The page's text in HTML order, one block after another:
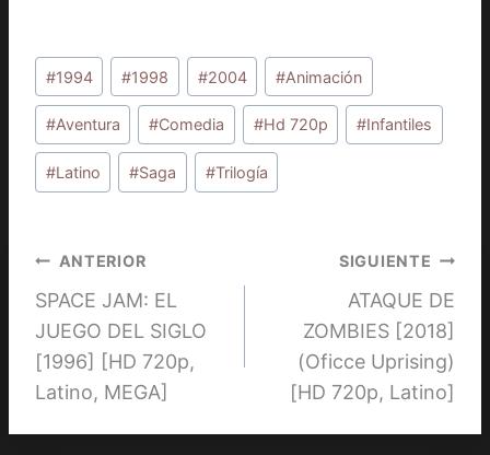
Etiquetas
de
la
entrada:
#1994 #1998 #2004 #Animación
#Aventura #Comedia #Hd 720p #Infantiles
#Latino #Saga #Trilogía
Navegación
de
entradas
ANTERIOR
SPACE JAM: EL
JUEGO DEL SIGLO
[1996] [HD 720p,
Latino, MEGA]
SIGUIENTE
ATAQUE DE
ZOMBIES [2018]
(Oficce Uprising)
[HD 720p, Latino]